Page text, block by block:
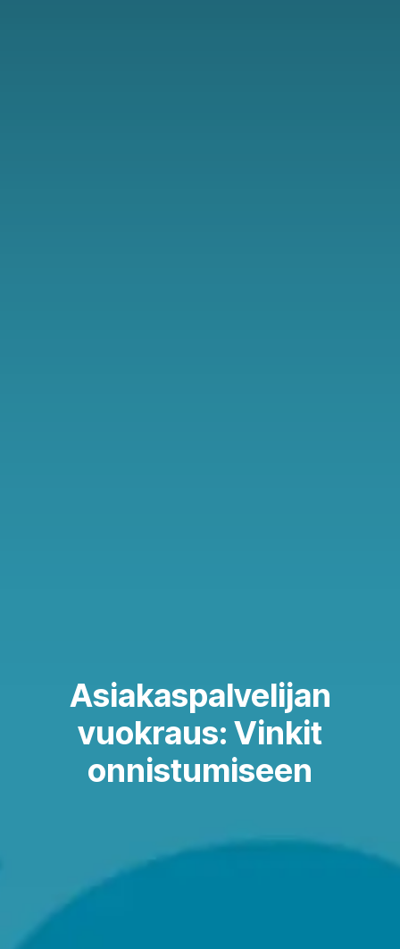
Asiakaspalvelijan
vuokraus: Vinkit
onnistumiseen